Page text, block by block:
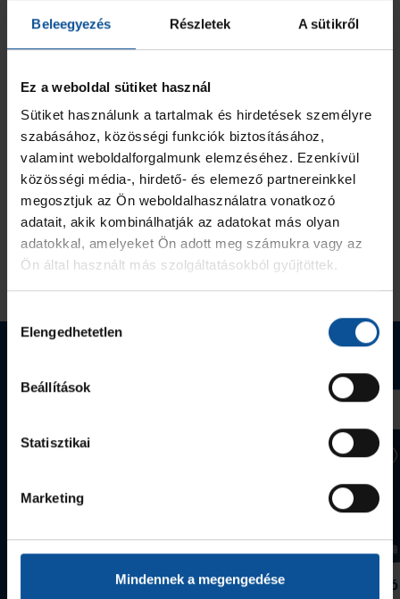
Beleegyezés Részletek A sütikről
Ez a weboldal sütiket használ
Sütiket használunk a tartalmak és hirdetések személyre
szabásához, közösségi funkciók biztosításához,
valamint weboldalforgalmunk elemzéséhez. Ezenkívül
közösségi média-, hirdető- és elemező partnereinkkel
megosztjuk az Ön weboldalhasználatra vonatkozó
adatait, akik kombinálhatják az adatokat más olyan
adatokkal, amelyeket Ön adott meg számukra vagy az
Ön által használt más szolgáltatásokból gyűjtöttek.
kiválasztása
Elengedhetetlen
Beállítások
Statisztikai
Marketing
Mindennek a megengedése
Összesen 1
Grafitceruza 25/26